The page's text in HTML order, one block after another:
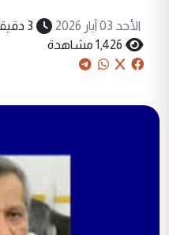
الأحد 03 آيار 2026 3 دقيقة قراءة
1,426 مشاهدة